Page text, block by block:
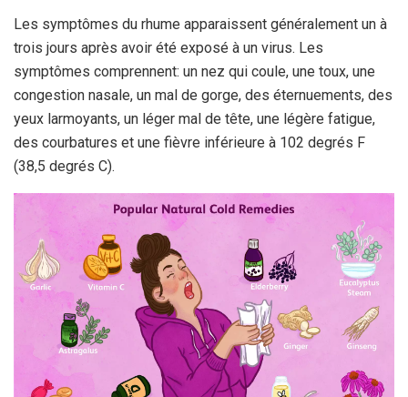
Les symptômes du rhume apparaissent généralement un à
trois jours après avoir été exposé à un virus. Les
symptômes comprennent: un nez qui coule, une toux, une
congestion nasale, un mal de gorge, des éternuements, des
yeux larmoyants, un léger mal de tête, une légère fatigue,
des courbatures et une fièvre inférieure à 102 degrés F
(38,5 degrés C).